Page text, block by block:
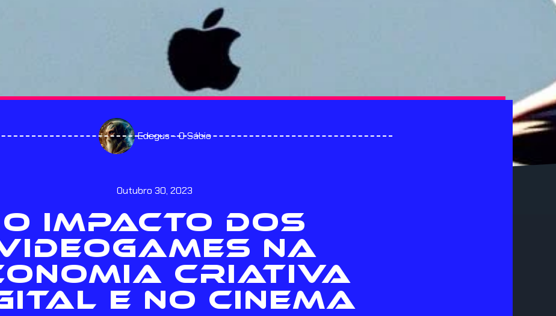
Edegus - O Sábio
Outubro 30, 2023
O IMPACTO DOS
NA
CRIATIVA
E NO CINEMA